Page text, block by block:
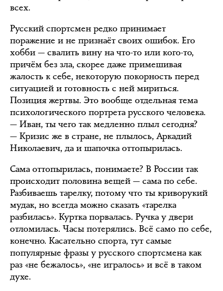
всех.
Русский спортсмен редко принимает
поражение и не признаёт своих ошибок. Его
хобби — свалить вину на что-то или кого-то,
причём без зла, скорее даже примешивая
жалость к себе, некоторую покорность перед
ситуацией и готовность с ней мириться.
Позиция жертвы. Это вообще отдельная тема
психологического портрета русского человека.
— Иван, ты чего так медленно плыл сегодня?
— Кризис же в стране, не плылось, Аркадий
Николаевич, да и шапочка оттопырилась.
Сама оттопырилась, понимаете? В России так
происходит половина вещей — сама по себе.
Разбиваешь тарелку, потому что ты криворукий
мудак, но всегда можно сказать «тарелка
разбилась». Куртка порвалась. Ручка у двери
отломилась. Часы потерялись. Всё само по себе,
конечно. Касательно спорта, тут самые
популярные фразы у русского спортсмена как
раз «не бежалось», «не игралось» и всё в таком
духе.